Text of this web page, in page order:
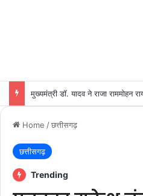
मुख्यमंत्री डॉ. यादव ने राजा राममोहन
Home /छत्तीसगढ़
छत्तीसगढ़
Trending